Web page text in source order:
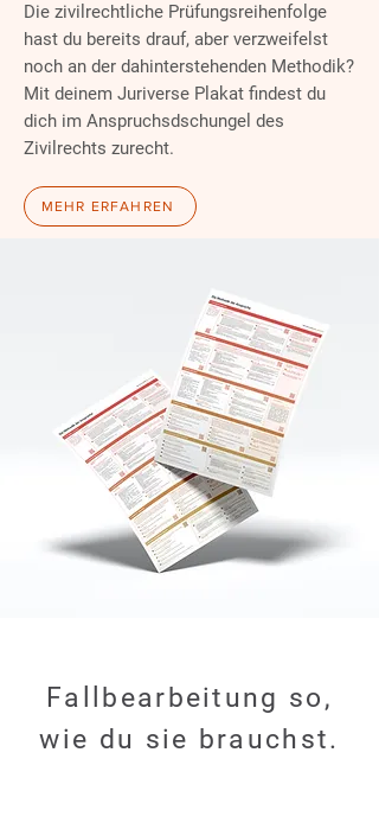
Die zivilrechtliche Prüfungsreihenfolge
hast du bereits drauf, aber verzweifelst
noch an der dahinterstehenden Methodik?
Mit deinem Juriverse Plakat findest du
dich im Anspruchsdschungel des
Zivilrechts zurecht.
MEHR ERFAHREN
Fallbearbeitung so,
wie du sie brauchst.